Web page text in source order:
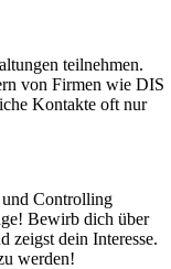
teilnehmen.
von Firmen wie DIS
Kontakte oft nur
und Controlling
Bewirb dich über
zeigst dein Interesse.
werden!